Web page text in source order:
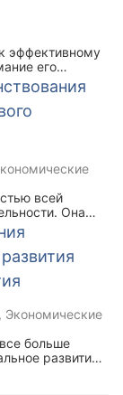
эффективному
его
лежат в
возникают или
способами,
как
всей
Она
персонала, его
и
в
цель состоит в
и сохранения
в соответствии
рынка
, Экономические
больше
развитие
новым для